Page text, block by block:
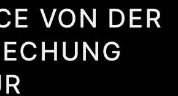
VON DER